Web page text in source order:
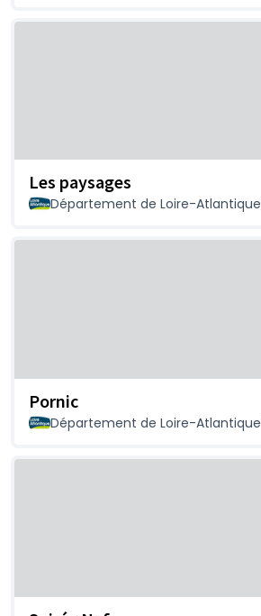
Les paysages
Département de Loire-Atlantique
Pornic
Département de Loire-Atlantique